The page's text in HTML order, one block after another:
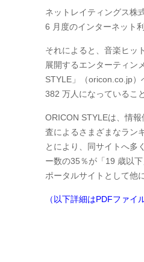
ネットレイティングス株
6 月度のインターネット
それによると、音楽ヒッ
展開するエンターティン
STYLE」（oricon.co.jp
382 万人になっているこ
ORICON STYLEは、情
査によるさまざまなラン
とにより、同サイトへ多
ー数の35％が「19 歳以
ポータルサイトとして他
（以下詳細はPDFファイ